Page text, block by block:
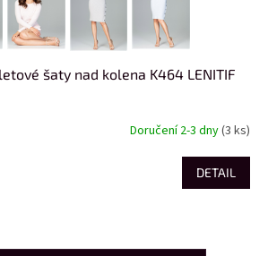
šaty nad kolena K464 LENITIF
Doručení 2-3 dny(3 ks)
DETAIL